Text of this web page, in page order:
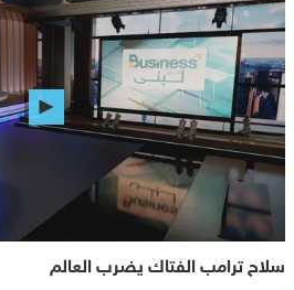
سلاح ترامب الفتاك يضرب العالم